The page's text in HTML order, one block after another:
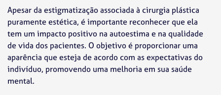
Apesar da estigmatização associada à cirurgia plástica
puramente estética, é importante reconhecer que ela
tem um impacto positivo na autoestima e na qualidade
de vida dos pacientes. O objetivo é proporcionar uma
aparência que esteja de acordo com as expectativas do
indivíduo, promovendo uma melhoria em sua saúde
mental.